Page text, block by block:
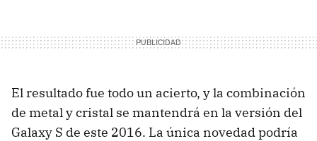
El resultado fue todo un acierto, y la combinación
de metal y cristal se mantendrá en la versión del
Galaxy S de este 2016. La única novedad podría